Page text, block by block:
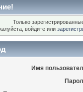
Только
войдите или
Имя